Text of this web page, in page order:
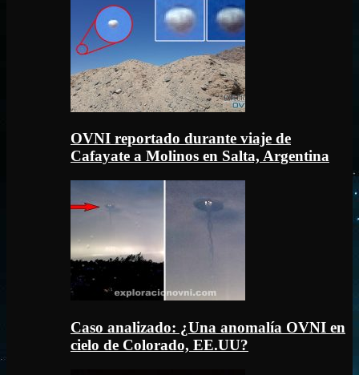
OVNI reportado durante viaje de
Cafayate a Molinos en Salta, Argentina
Caso analizado: ¿Una anomalía OVNI en
cielo de Colorado, EE.UU?